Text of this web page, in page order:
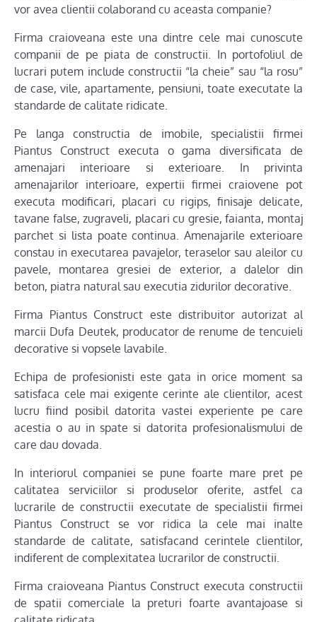
vor avea clientii colaborand cu aceasta companie?
Firma craioveana este una dintre cele mai cunoscute
companii de pe piata de constructii. In portofoliul de
lucrari putem include constructii “la cheie” sau “la rosu”
de case, vile, apartamente, pensiuni, toate executate la
standarde de calitate ridicate.
Pe langa constructia de imobile, specialistii firmei
Piantus Construct executa o gama diversificata de
amenajari interioare si exterioare. In privinta
amenajarilor interioare, expertii firmei craiovene pot
executa modificari, placari cu rigips, finisaje delicate,
tavane false, zugraveli, placari cu gresie, faianta, montaj
parchet si lista poate continua. Amenajarile exterioare
constau in executarea pavajelor, teraselor sau aleilor cu
pavele, montarea gresiei de exterior, a dalelor din
beton, piatra natural sau executia zidurilor decorative.
Firma Piantus Construct este distribuitor autorizat al
marcii Dufa Deutek, producator de renume de tencuieli
decorative si vopsele lavabile.
Echipa de profesionisti este gata in orice moment sa
satisfaca cele mai exigente cerinte ale clientilor, acest
lucru fiind posibil datorita vastei experiente pe care
acestia o au in spate si datorita profesionalismului de
care dau dovada.
In interiorul companiei se pune foarte mare pret pe
calitatea serviciilor si produselor oferite, astfel ca
lucrarile de constructii executate de specialistii firmei
Piantus Construct se vor ridica la cele mai inalte
standarde de calitate, satisfacand cerintele clientilor,
indiferent de complexitatea lucrarilor de constructii.
Firma craioveana Piantus Construct executa constructii
de spatii comerciale la preturi foarte avantajoase si